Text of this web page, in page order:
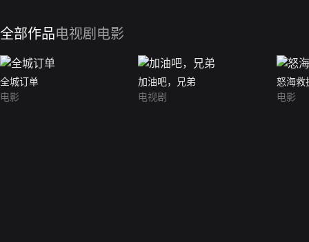
全部作品电视剧 电影
全城订单
电影
加油吧，兄弟
电视剧
怒海救
电影